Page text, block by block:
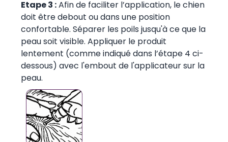
Etape 3 :Afin de faciliter l’application, le chien
doit être debout ou dans une position
confortable. Séparer les poils jusqu'à ce que la
peau soit visible. Appliquer le produit
lentement (comme indiqué dans l’étape 4 ci-
dessous) avec l'embout de l'applicateur sur la
peau.